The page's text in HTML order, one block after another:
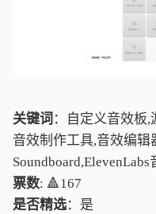
关键词 ：自定义音效板
音效制作工具,音效编辑
票数: 🔺167
是否精选：是